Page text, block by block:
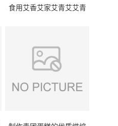
食用艾香艾家艾青艾艾青